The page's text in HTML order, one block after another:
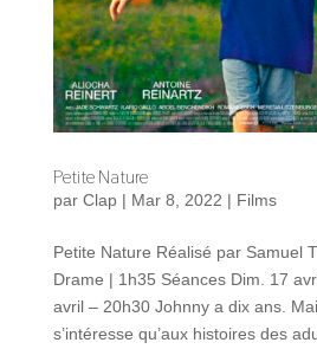
Petite Nature
par Clap| Mar 8, 2022 | Films
Petite Nature Réalisé par Samuel
Drame | 1h35 Séances Dim. 17
avril – 20h30 Johnny a dix ans.
s’intéresse qu’aux histoires des